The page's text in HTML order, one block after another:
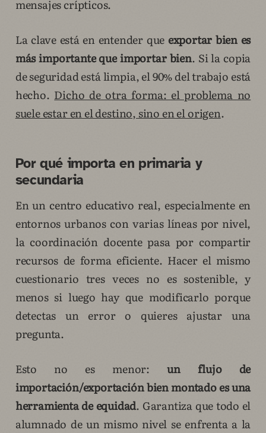
mensajes crípticos.
La clave está en entender que exportar bien es
más importante que importar bien. Si la copia
de seguridad está limpia, el 90% del trabajo está
hecho. Dicho de otra forma: el problema no
suele estar en el destino, sino en el origen.
Por qué importa en primaria y
secundaria
En un centro educativo real, especialmente en
entornos urbanos con varias líneas por nivel,
la coordinación docente pasa por compartir
recursos de forma eficiente. Hacer el mismo
cuestionario tres veces no es sostenible, y
menos si luego hay que modificarlo porque
detectas un error o quieres ajustar una
pregunta.
Esto no es menor:un flujo de
importación/exportación bien montado es una
herramienta de equidad. Garantiza que todo el
alumnado de un mismo nivel se enfrenta a la